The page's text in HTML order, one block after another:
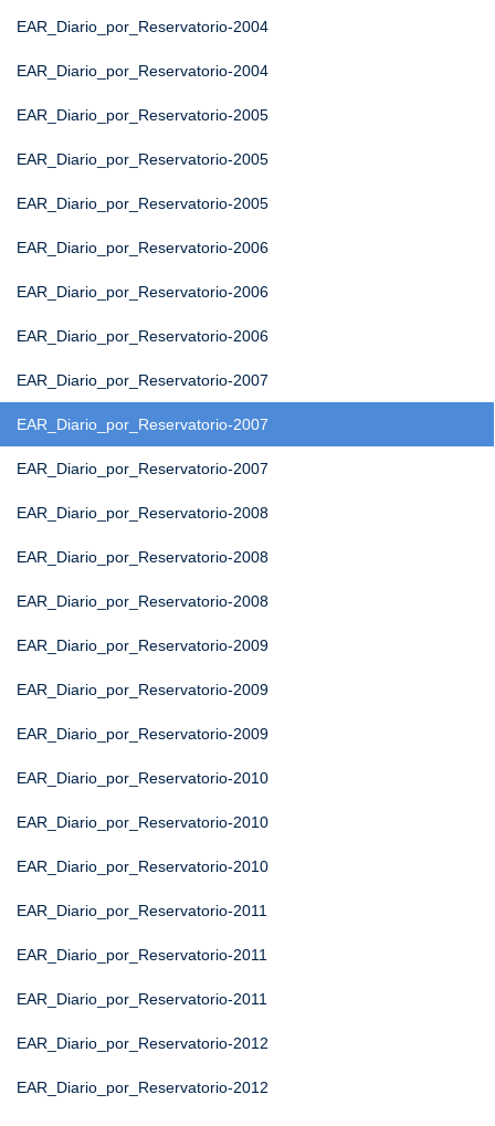
EAR_Diario_por_Reservatorio-2004
EAR_Diario_por_Reservatorio-2004
EAR_Diario_por_Reservatorio-2005
EAR_Diario_por_Reservatorio-2005
EAR_Diario_por_Reservatorio-2005
EAR_Diario_por_Reservatorio-2006
EAR_Diario_por_Reservatorio-2006
EAR_Diario_por_Reservatorio-2006
EAR_Diario_por_Reservatorio-2007
EAR_Diario_por_Reservatorio-2007
EAR_Diario_por_Reservatorio-2007
EAR_Diario_por_Reservatorio-2008
EAR_Diario_por_Reservatorio-2008
EAR_Diario_por_Reservatorio-2008
EAR_Diario_por_Reservatorio-2009
EAR_Diario_por_Reservatorio-2009
EAR_Diario_por_Reservatorio-2009
EAR_Diario_por_Reservatorio-2010
EAR_Diario_por_Reservatorio-2010
EAR_Diario_por_Reservatorio-2010
EAR_Diario_por_Reservatorio-2011
EAR_Diario_por_Reservatorio-2011
EAR_Diario_por_Reservatorio-2011
EAR_Diario_por_Reservatorio-2012
EAR_Diario_por_Reservatorio-2012